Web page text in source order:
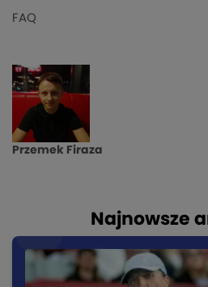
FAQ
Przemek Firaza
Najnowsze